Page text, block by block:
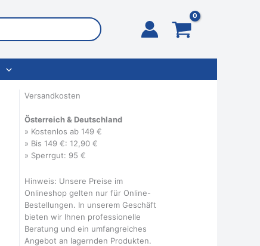
Versandkosten
Österreich & Deutschland
» Kostenlos ab 149 €
» Bis 149 €: 12,90 €
» Sperrgut: 95 €
Hinweis: Unsere Preise im
Onlineshop gelten nur für Online-
Bestellungen. In unserem Geschäft
bieten wir Ihnen professionelle
Beratung und ein umfangreiches
Angebot an lagernden Produkten.